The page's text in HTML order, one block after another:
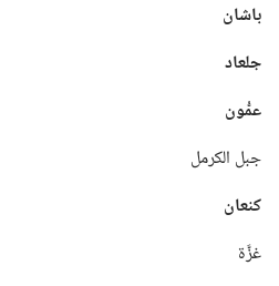
باشان
جلعاد
عمُّون
جبل الكرمل
كنعان
غزَّة